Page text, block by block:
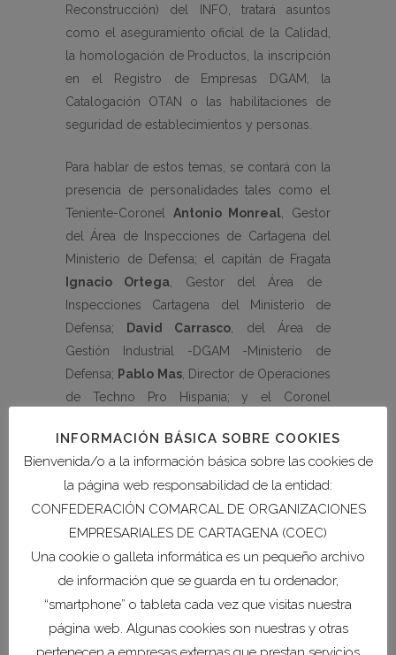
Reconstrucción) del INFO, tratará asuntos
como el aseguramiento oficial de la Calidad,
la homologación de Productos, la inscripción
en el Registro de Empresas DGAM, la
Catalogación OTAN o las habilitaciones de
seguridad de establecimientos y personas.
Para hablar de estos temas, se contará con la
presencia de personalidades tales como el
Teniente-Coronel Antonio Monreal , Gestor
del Área de Inspecciones de Cartagena del
Ministerio de Defensa; el capitán de Fragata
Ignacio Ortega , Gestor del Área de
Inspecciones Cartagena del Ministerio de
Defensa;
David Carrasco , del Área de
Gestión Industrial -DGAM -Ministerio de
Defensa; Pablo Mas, Director de Operaciones
de Techno Pro Hispania; y el Coronel
Industrial SDG-INREID-DGAM -Ministerio de
Defensa.
Con una duración de dos horas, entre las 10 y
las 12pm, la conferencia está destinada a
todas aquellasempresas y «startups»
regionales interesadas en desarrollar y
comercializar productos y sistemas en el
ámbito de la Defensa. El acceso a la misma es
tras haber realizado la inscripción
INFORMACIÓN BÁSICA SOBRE COOKIES
Bienvenida/o a la información básica sobre las cookies de
la página web responsabilidad de la entidad:
CONFEDERACIÓN COMARCAL DE ORGANIZACIONES
EMPRESARIALES DE CARTAGENA (COEC)
Una cookie o galleta informática es un pequeño archivo
de información que se guarda en tu ordenador,
“smartphone” o tableta cada vez que visitas nuestra
página web. Algunas cookies son nuestras y otras